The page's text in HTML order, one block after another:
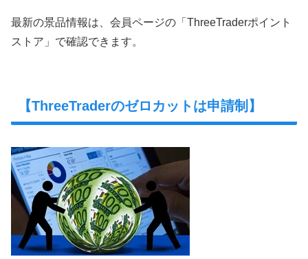
最新の景品情報は、会員ページの「ThreeTraderポイント
ストア」で確認できます。
【ThreeTraderのゼロカットは申請制】